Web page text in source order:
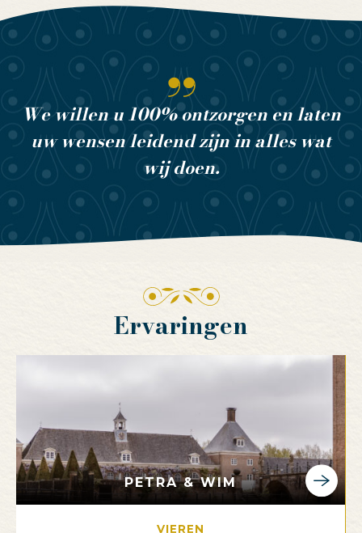
We willen u 100% ontzorgen en laten
uw wensen leidend zijn in alles wat
wij doen.
Ervaringen
PETRA & WIM
VIEREN